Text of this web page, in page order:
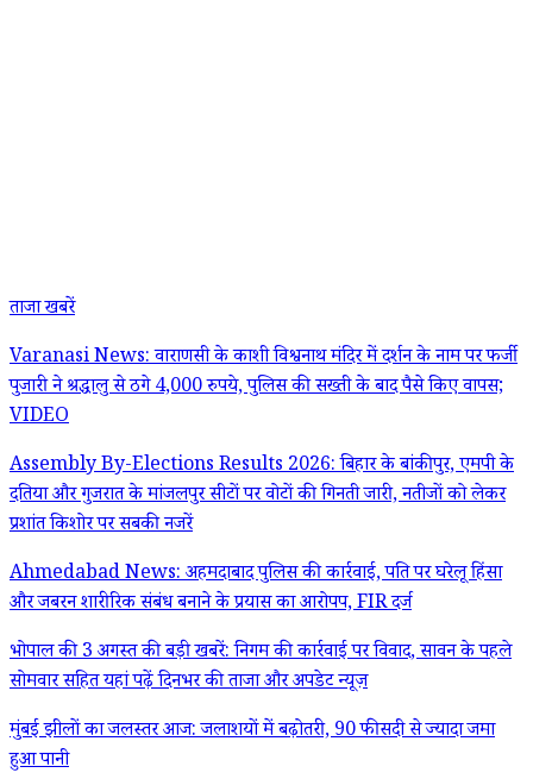
ताजा खबरें
Varanasi News: वाराणसी के काशी विश्वनाथ मंदिर में दर्शन के नाम पर फर्जी
पुजारी ने श्रद्धालु से ठगे 4,000 रुपये, पुलिस की सख्ती के बाद पैसे किए वापस;
VIDEO
Assembly By-Elections Results 2026: बिहार के बांकीपुर, एमपी के
दतिया और गुजरात के मांजलपुर सीटों पर वोटों की गिनती जारी, नतीजों को लेकर
प्रशांत किशोर पर सबकी नजरें
Ahmedabad News: अहमदाबाद पुलिस की कार्रवाई, पति पर घरेलू हिंसा
और जबरन शारीरिक संबंध बनाने के प्रयास का आरोपप, FIR दर्ज
भोपाल की 3 अगस्त की बड़ी खबरें: निगम की कार्रवाई पर विवाद, सावन के पहले
सोमवार सहित यहां पढ़ें दिनभर की ताजा और अपडेट न्यूज़
मुंबई झीलों का जलस्तर आज: जलाशयों में बढ़ोतरी, 90 फीसदी से ज्यादा जमा
हुआ पानी